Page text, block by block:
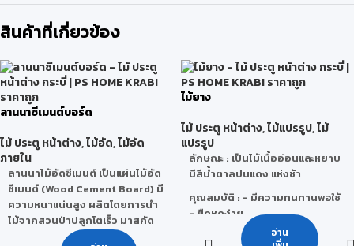
สินค้าที่เกี่ยวข้อง
ลานนาซีเมนต์บอร์ด
ไม้ ประตู หน้าต่าง,ไม้อัด,ไม้อัด
ภายใน
ลานนาไม้อัดซีเมนต์ เป็นแผ่นไม้อัด
ซีเมนต์ (Wood Cement Board) มี
ความหนาแน่นสูง ผลิตโดยการนำ
ไม้จากสวนป่าปลูกโตเร็ว มาสกัด
เป็นชิ้นขนาดเล็กผสมกับปูนซีเมนต์
ไม้ยาง
ไม้ ประตู หน้าต่าง,ไม้แปรรูป,ไม้
แปรรูป
ลักษณะ : เป็นไม้เนื้ออ่อนและหยาบ
มีสีน้ำตาลปนแดง แห่งช้า
คุณสมบัติ : - มีความทนทานพอใช้
- ยืดหดง่าย
- เลื่อย ไส ผ่าง่าย
อ่าน